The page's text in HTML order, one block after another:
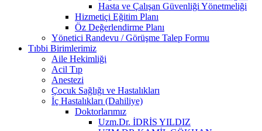
Hasta ve Çalışan Güvenliği Yönetmeliği
Hizmetiçi Eğitim Planı
Öz Değerlendirme Planı
Yönetici Randevu / Görüşme Talep Formu
Tıbbi Birimlerimiz
Aile Hekimliği
Acil Tıp
Anestezi
Çocuk Sağlığı ve Hastalıkları
İç Hastalıkları (Dahiliye)
Doktorlarımız
Uzm.Dr. İDRİS YILDIZ